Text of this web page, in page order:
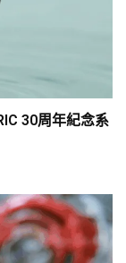
30周年紀念系